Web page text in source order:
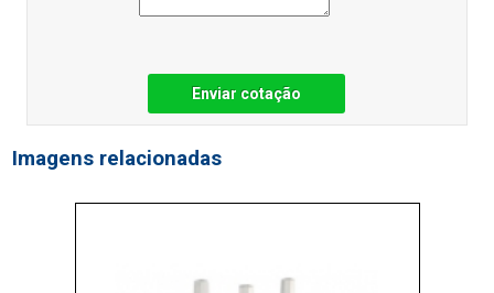
Enviar cotação
Imagens relacionadas